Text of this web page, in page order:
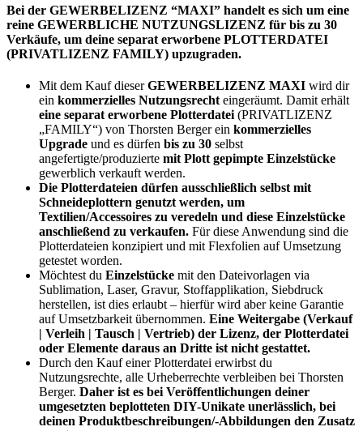
Bei der GEWERBELIZENZ “MAXI” handelt es sich um eine
reine GEWERBLICHE NUTZUNGSLIZENZ für bis zu 30
Verkäufe, um deine separat erworbene PLOTTERDATEI
(PRIVATLIZENZ FAMILY) upzugraden.
Mit dem Kauf dieserGEWERBELIZENZ MAXI wird dir
ein kommerzielles Nutzungsrecht eingeräumt. Damit erhält
eine separat erworbene Plotterdatei (PRIVATLIZENZ
„FAMILY“) von Thorsten Berger ein kommerzielles
Upgrade und es dürfen bis zu 30 selbst
angefertigte/produzierte mit Plott gepimpte Einzelstücke
gewerblich verkauft werden.
Die Plotterdateien dürfen ausschließlich selbst mit
Schneideplottern genutzt werden, um
Textilien/Accessoires zu veredeln und diese Einzelstücke
anschließend zu verkaufen. Für diese Anwendung sind die
Plotterdateien konzipiert und mit Flexfolien auf Umsetzung
getestet worden.
Möchtest du Einzelstücke mit den Dateivorlagen via
Sublimation, Laser, Gravur, Stoffapplikation, Siebdruck
herstellen, ist dies erlaubt – hierfür wird aber keine Garantie
auf Umsetzbarkeit übernommen. Eine Weitergabe (Verkauf
| Verleih | Tausch | Vertrieb) der Lizenz, der Plotterdatei
oder Elemente daraus an Dritte ist nicht gestattet.
Durch den Kauf einer Plotterdatei erwirbst du
Nutzungsrechte, alle Urheberrechte verbleiben bei Thorsten
Berger. Daher ist es bei Veröffentlichungen deiner
umgesetzten beplotteten DIY-Unikate unerlässlich, bei
deinen Produktbeschreibungen/-Abbildungen den Zusatz